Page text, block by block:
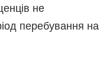
не
перебування на